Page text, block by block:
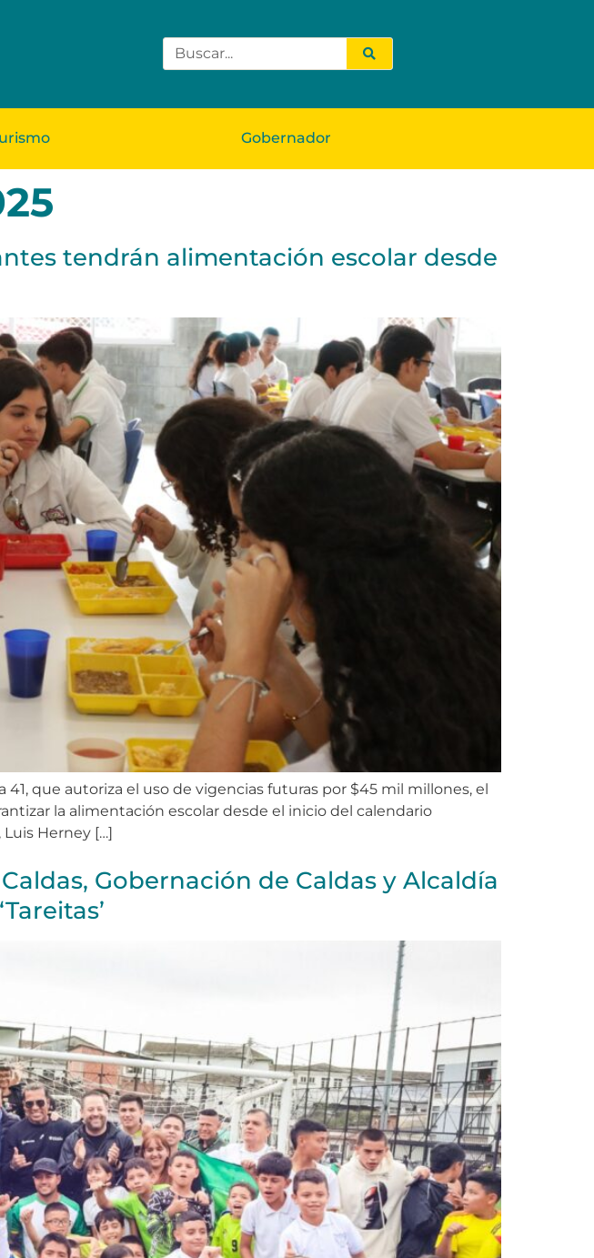
Gobernador
tendrán alimentación escolar desde
41, que autoriza el uso de vigencias futuras por $45 mil millones, el
la alimentación escolar desde el inicio del calendario
Herney […]
Gobernación de Caldas y Alcaldía